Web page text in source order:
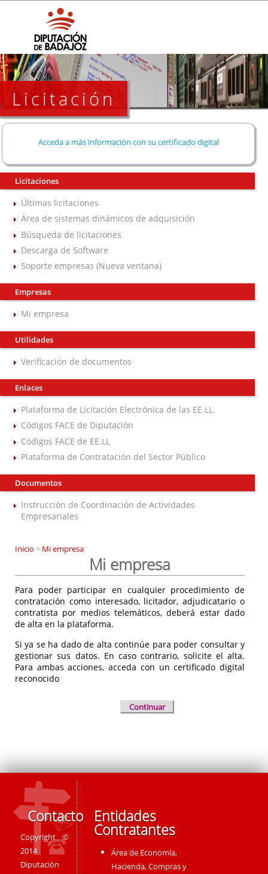
Licitación
Acceda a más información con su certificado digital
Licitaciones
Últimas licitaciones
Área de sistemas dinámicos de adquisición
Búsqueda de licitaciones
Descarga de Software
Soporte empresas (Nueva ventana)
Empresas
Mi empresa
Utilidades
Verificación de documentos
Enlaces
Plataforma de Licitación Electrónica de las EE.LL.
Códigos FACE de Diputación
Códigos FACE de EE.LL
Plataforma de Contratación del Sector Público
Documentos
Instrucción de Coordinación de Actividades
Empresariales
Inicio > Mi empresa
Mi empresa
Para poder participar en cualquier procedimiento de
contratación como interesado, licitador, adjudicatario o
contratista por medios telemáticos, deberá estar dado
de alta en la plataforma.
Si ya se ha dado de alta continúe para poder consultar y
gestionar sus datos. En caso contrario, solicite el alta.
Para ambas acciones, acceda con un certificado digital
reconocido
Continuar
Contacto
Copyright ©
2014
Diputación
Entidades
Contratantes
Área de Economía,
Hacienda, Compras y